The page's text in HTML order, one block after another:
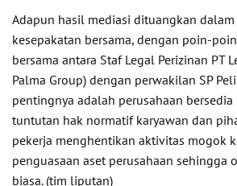
Adapun hasil mediasi dituangkan
kesepakatan bersama, dengan poin-
bersama antara Staf Legal Perizinan PT
Palma Group) dengan perwakilan SP
pentingnya adalah perusahaan
tuntutan hak normatif karyawan dan
pekerja menghentikan aktivitas mogok
penguasaan aset perusahaan sehingga
biasa. (tim liputan)